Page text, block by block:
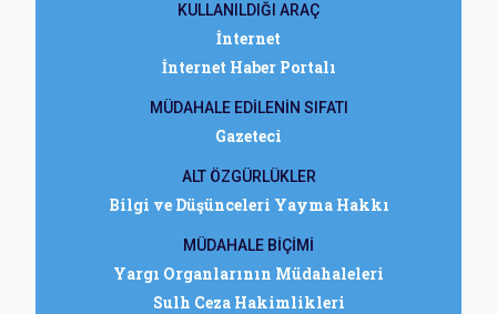
KULLANILDIĞI ARAÇ
İnternet
İnternet Haber Portalı
MÜDAHALE EDİLENİN SIFATI
Gazeteci
ALT ÖZGÜRLÜKLER
Bilgi ve Düşünceleri Yayma Hakkı
MÜDAHALE BİÇİMİ
Yargı Organlarının Müdahaleleri
Sulh Ceza Hakimlikleri